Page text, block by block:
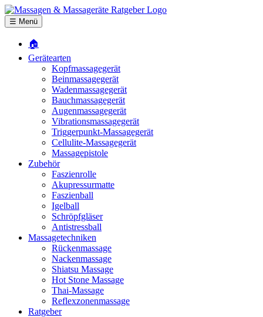
☰ Menü
🏠
Gerätearten
Kopfmassagegerät
Beinmassagegerät
Wadenmassagegerät
Bauchmassagegerät
Augenmassagegerät
Vibrationsmassagegerät
Triggerpunkt-Massagegerät
Cellulite-Massagegerät
Massagepistole
Zubehör
Faszienrolle
Akupressurmatte
Faszienball
Igelball
Schröpfgläser
Antistressball
Massagetechniken
Rückenmassage
Nackenmassage
Shiatsu Massage
Hot Stone Massage
Thai-Massage
Reflexzonenmassage
Ratgeber